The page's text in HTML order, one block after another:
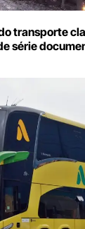
transporte
série